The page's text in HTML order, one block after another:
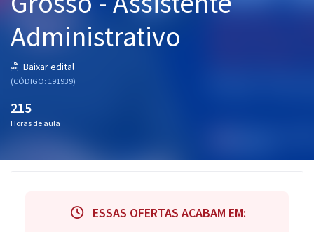
Mentorias
Questões grátis
Blog
Administrativo
Baixar edital
(CÓDIGO: 191939)
215
Horas de aula
ESSAS OFERTAS ACABAM EM: